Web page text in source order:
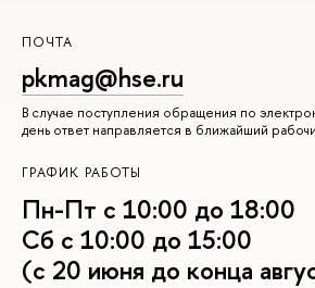
ПОЧТА
pkmag@hse.ru
В случае поступления обращения по
день ответ направляется в ближайший
ГРАФИК РАБОТЫ
Пн-Пт с 10:00 до 18:00
Сб с 10:00 до 15:00
(с 20 июня до конца